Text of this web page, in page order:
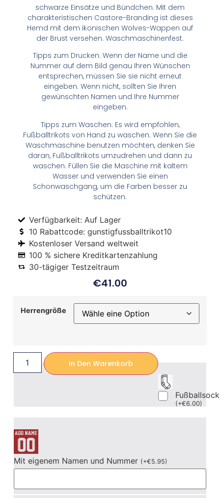
schwarze Einsätze und Bündchen. Mit dem
charakteristischen Castore-Branding ist dieses
Hemd mit dem ikonischen Wolves-Wappen auf
der Brust versehen. Waschmaschinenfest.
Tipps zum Drucken: Wenn der Name und die
Nummer auf dem Bild genau Ihren Wünschen
entsprechen, müssen Sie sie nicht erneut
eingeben. Wenn nicht, sollten Sie Ihren
gewünschten Namen und Ihre Nummer
eingeben.
Tipps zum Waschen: Es wird empfohlen,
Fußballtrikots von Hand zu waschen. Wenn Sie die
Waschmaschine benutzen möchten, denken Sie
daran, Fußballtrikots umzudrehen und dann zu
waschen. Füllen Sie die Maschine mit kaltem
Wasser und verwenden Sie einen
Schonwaschgang, um die Farben besser zu
schützen.
Verfügbarkeit: Auf Lager
10 Rabattcode: gunstigfussballtrikot10
Kostenloser Versand weltweit
100 % sichere Kreditkartenzahlung
30-tägiger Testzeitraum
€41.00
Herrengröße
In Den Warenkorb
(+€6.00)
Mit eigenem Namen und Nummer (+€5.95)